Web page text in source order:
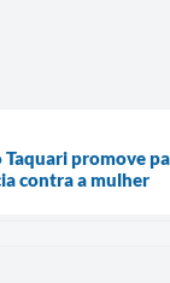
promove
contra a mulher